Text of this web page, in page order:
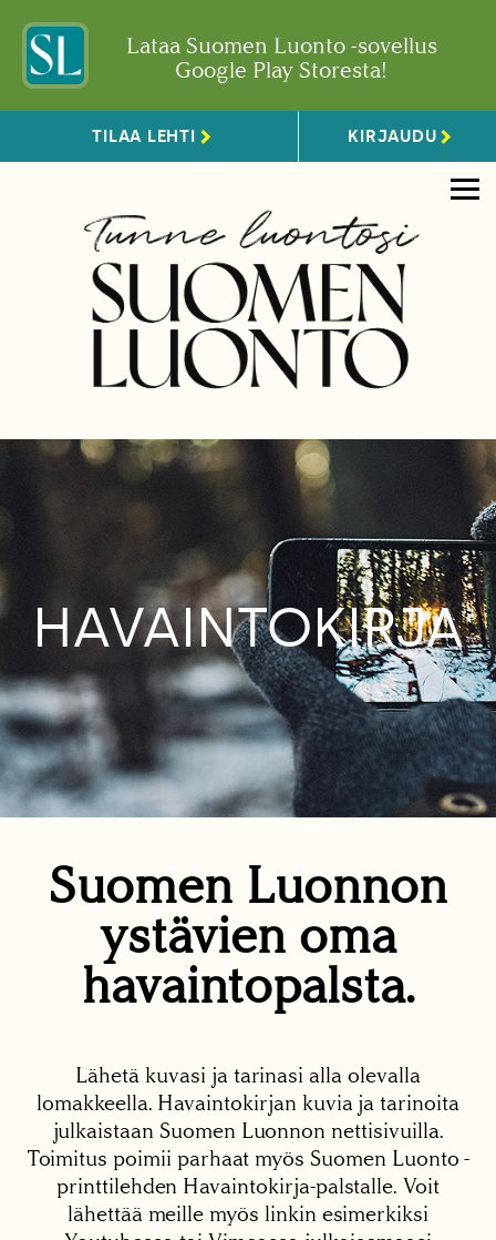
Lataa Suomen Luonto -sovellus
Google Play Storesta!
TILAA LEHTI KIRJAUDU
HAVAINTOKIRJA
Suomen Luonnon
ystävien oma
havaintopalsta.
Lähetä kuvasi ja tarinasi alla olevalla
lomakkeella. Havaintokirjan kuvia ja tarinoita
julkaistaan Suomen Luonnon nettisivuilla.
Toimitus poimii parhaat myös Suomen Luonto -
printtilehden Havaintokirja-palstalle. Voit
lähettää meille myös linkin esimerkiksi